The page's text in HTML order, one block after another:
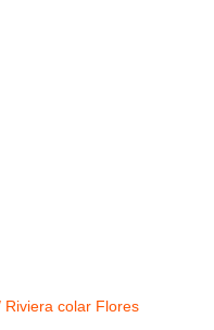
Riviera colar Flores